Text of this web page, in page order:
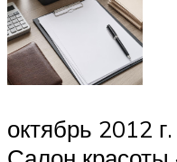
октябрь 2012